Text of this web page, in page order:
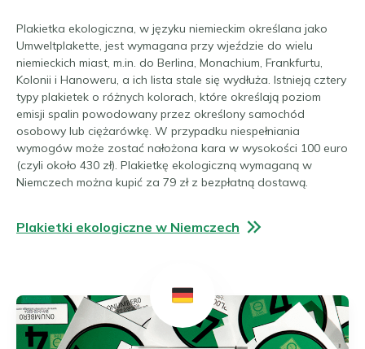
Plakietka ekologiczna, w języku niemieckim określana jako
Umweltplakette, jest wymagana przy wjeździe do wielu
niemieckich miast, m.in. do Berlina, Monachium, Frankfurtu,
Kolonii i Hanoweru, a ich lista stale się wydłuża. Istnieją cztery
typy plakietek o różnych kolorach, które określają poziom
emisji spalin powodowany przez określony samochód
osobowy lub ciężarówkę. W przypadku niespełniania
wymogów może zostać nałożona kara w wysokości 100 euro
(czyli około 430 zł). Plakietkę ekologiczną wymaganą w
Niemczech można kupić za 79 zł z bezpłatną dostawą.
Plakietki ekologiczne w Niemczech